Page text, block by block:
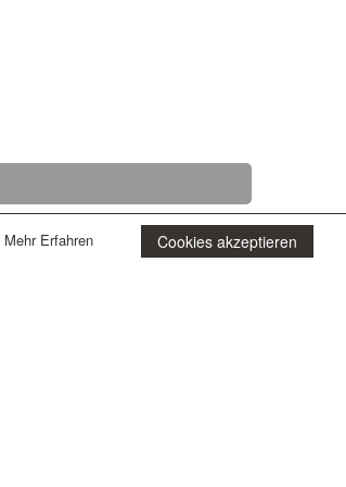
Cookies akzeptieren
Mehr Erfahren